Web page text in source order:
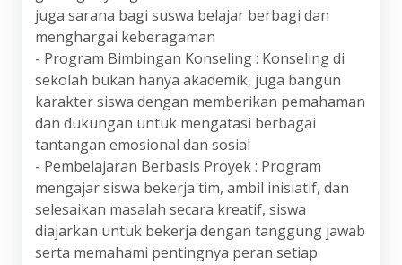
juga sarana bagi suswa belajar berbagi dan
menghargai keberagaman
- Program Bimbingan Konseling : Konseling di
sekolah bukan hanya akademik, juga bangun
karakter siswa dengan memberikan pemahaman
dan dukungan untuk mengatasi berbagai
tantangan emosional dan sosial
- Pembelajaran Berbasis Proyek : Program
mengajar siswa bekerja tim, ambil inisiatif, dan
selesaikan masalah secara kreatif, siswa
diajarkan untuk bekerja dengan tanggung jawab
serta memahami pentingnya peran setiap